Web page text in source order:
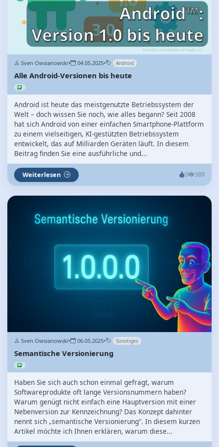
Sven Owsianowski• 04.05.2025• Android
Alle Android-Versionen bis heute
Android ist heute das meistgenutzte Betriebssystem der
Welt – doch wissen Sie noch, wie alles begann? Seit 2008
hat sich Android von einer einfachen Smartphone-Plattform
zu einem vielseitigen, KI-gestützten Betriebssystem
entwickelt, das auf Milliarden Geräten läuft. In diesem
Beitrag finden Sie eine ausführliche und...
Weiterlesen 0 388
Sven Owsianowski• 06.05.2025• Sonstiges
Semantische Versionierung
Haben Sie sich auch schon einmal gefragt, warum
Softwareprodukte oft lange Versionsnummern haben?
Warum genügt nicht einfach eine Hauptversion mit einer
Nebenversion zur Kennzeichnung? Das Konzept dahinter
nennt sich „semantische Versionierung“. In diesem kurzen
Artikel möchte ich Ihnen erklären, warum diese...